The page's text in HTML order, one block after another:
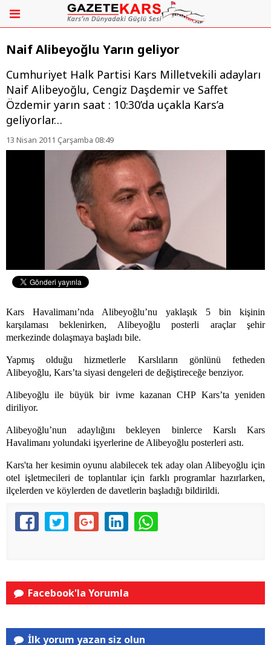
Naif Alibeyoğlu Yarın geliyor
Cumhuriyet Halk Partisi Kars Milletvekili adayları
Naif Alibeyoğlu, Cengiz Daşdemir ve Saffet
Özdemir yarın saat : 10:30’da uçakla Kars’a
geliyorlar…
13 Nisan 2011 Çarşamba 08:49
Kars Havalimanı’nda Alibeyoğlu’nu yaklaşık 5 bin kişinin
karşılaması beklenirken, Alibeyoğlu posterli araçlar şehir
merkezinde dolaşmaya başladı bile.
Yapmış olduğu hizmetlerle Karslıların gönlünü fetheden
Alibeyoğlu, Kars’ta siyasi dengeleri de değiştireceğe benziyor.
Alibeyoğlu ile büyük bir ivme kazanan CHP Kars’ta yeniden
diriliyor.
Alibeyoğlu’nun adaylığını bekleyen binlerce Karslı Kars
Havalimanı yolundaki işyerlerine de Alibeyoğlu posterleri astı.
Kars'ta her kesimin oyunu alabilecek tek aday olan Alibeyoğlu için
otel işletmecileri de toplantılar için farklı programlar hazırlarken,
ilçelerden ve köylerden de davetlerin başladığı bildirildi.
Facebook'la Yorumla
İlk yorum yazan siz olun